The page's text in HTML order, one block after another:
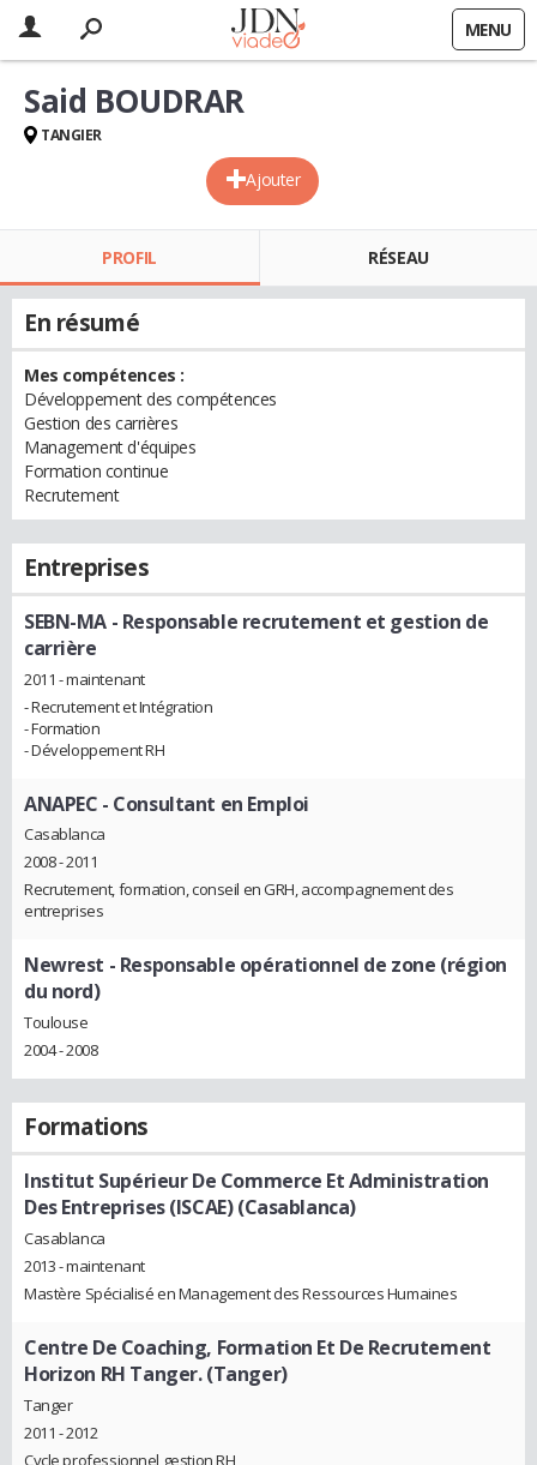
MENU
Ajouter
Said BOUDRAR
TANGIER
PROFIL RÉSEAU
En résumé
Mes compétences :
Développement des compétences
Gestion des carrières
Management d'équipes
Formation continue
Recrutement
Entreprises
SEBN-MA - Responsable recrutement et gestion de
carrière
2011 - maintenant
- Recrutement et Intégration
- Formation
- Développement RH
ANAPEC - Consultant en Emploi
Casablanca
2008 - 2011
Recrutement, formation, conseil en GRH, accompagnement des
entreprises
Newrest - Responsable opérationnel de zone (région
du nord)
Toulouse
2004 - 2008
Formations
Institut Supérieur De Commerce Et Administration
Des Entreprises (ISCAE) (Casablanca)
Casablanca
2013 - maintenant
Mastère Spécialisé en Management des Ressources Humaines
Centre De Coaching, Formation Et De Recrutement
Horizon RH Tanger. (Tanger)
Tanger
2011 - 2012
Cycle professionnel gestion RH